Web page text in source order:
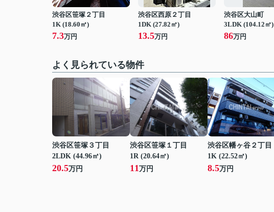
渋谷区笹塚２丁目
1K (18.60㎡)
7.3万円
渋谷区西原２丁目
1DK (27.82㎡)
13.5万円
渋谷区大山町
3LDK (104.12㎡)
86万円
よく見られている物件
渋谷区笹塚３丁目
2LDK (44.96㎡)
20.5万円
渋谷区笹塚１丁目
1R (20.64㎡)
11万円
渋谷区幡ヶ谷２丁目
1K (22.52㎡)
8.5万円